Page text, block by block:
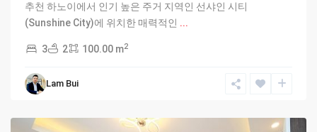
추천 하노이에서 인기 높은 주거 지역인 선샤인 시티
(Sunshine City)에 위치한 매력적인 ...
3 2 100.00 m2
Lam Bui
Tay
-
West
Lake,